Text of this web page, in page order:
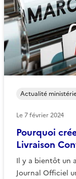
Pourquoi
Livraison
Il y a bientôt un
Journal Officiel
Actualité
Le7 février 2024